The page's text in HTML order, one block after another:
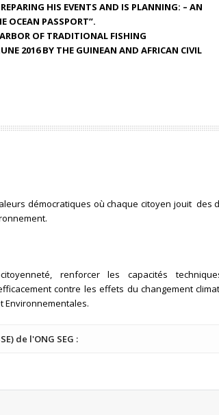
HIS EVENTS AND IS PLANNING: – AN
OCEAN PASSPORT”.
OF TRADITIONAL FISHING
2016 BY THE GUINEAN AND AFRICAN CIVIL
démocratiques où chaque citoyen jouit des
renforcer les capacités
contre les effets du changement
Environnementales.
de l'ONG SEG :